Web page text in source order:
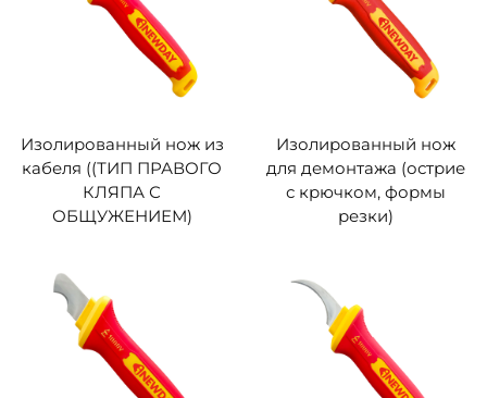
Изолированный нож из
кабеля ((ТИП ПРАВОГО
КЛЯПА С
ОБЩУЖЕНИЕМ)
Изолированный нож
для демонтажа (острие
с крючком, формы
резки)